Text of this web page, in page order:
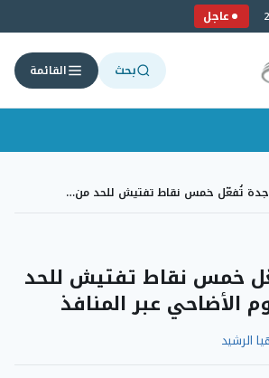
عاجل
بحث القائمة
جدة تُفعّل خمس نقاط تفتيش للحد من…
خمس نقاط تفتيش للحد
الأضاحي عبر المنافذ
الرشيد